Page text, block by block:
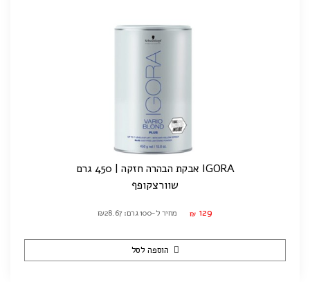
IGORA אבקת הבהרה חזקה | 450 גרם
שוורצקופף
₪ 129 מחיר ל-100 גרם: ₪28.67
הוספה לסל